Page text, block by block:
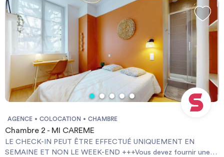
AGENCE COLOCATION CHAMBRE
Chambre 2 - MI CAREME
LE CHECK-IN PEUT ÊTRE EFFECTUÉ UNIQUEMENT EN
SEMAINE ET NON LE WEEK-END +++Vous devez fournir une